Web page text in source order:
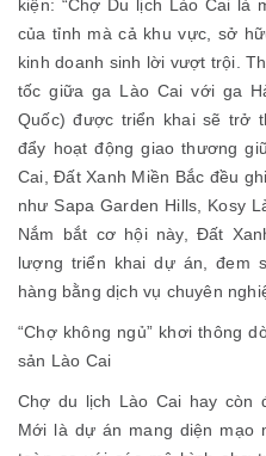
kiện: “Chợ Du lịch Lào Cai là
của tỉnh mà cả khu vực, sở
kinh doanh sinh lời vượt trội.
tốc giữa ga Lào Cai với ga
Quốc) được triển khai sẽ trở
đẩy hoạt động giao thương
Cai, Đất Xanh Miền Bắc đều
như Sapa Garden Hills, Kosy
Nắm bắt cơ hội này, Đất
lượng triển khai dự án, đem
hàng bằng dịch vụ chuyên
“Chợ không ngủ” khơi thông
sản Lào Cai
Chợ du lịch Lào Cai hay còn
Mới là dự án mang diện mạo